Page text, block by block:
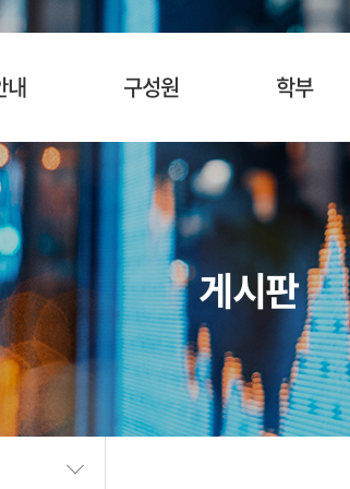
내
말
개
는길
구성원
교수
명예교수
겸임/초빙교수
행정팀 직원
학부
입학안내
교육목표
교육과정
관심과목검색
장학안내
SURF
학생활동
게시판